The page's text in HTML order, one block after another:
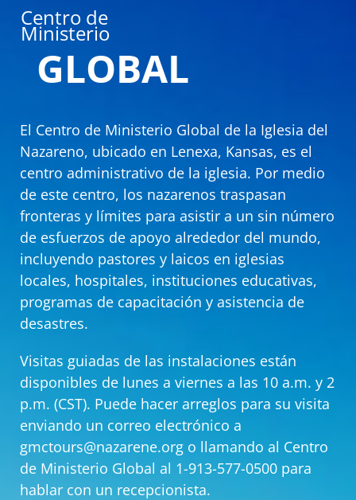
Centro de
Ministerio
GLOBAL
El Centro de Ministerio Global de la Iglesia del
Nazareno, ubicado en Lenexa, Kansas, es el
centro administrativo de la iglesia. Por medio
de este centro, los nazarenos traspasan
fronteras y límites para asistir a un sin número
de esfuerzos de apoyo alrededor del mundo,
incluyendo pastores y laicos en iglesias
locales, hospitales, instituciones educativas,
programas de capacitación y asistencia de
desastres.
Visitas guiadas de las instalaciones están
disponibles de lunes a viernes a las 10 a.m. y 2
p.m. (CST). Puede hacer arreglos para su visita
enviando un correo electrónico a
gmctours@nazarene.org o llamando al Centro
de Ministerio Global al 1-913-577-0500 para
hablar con un recepcionista.